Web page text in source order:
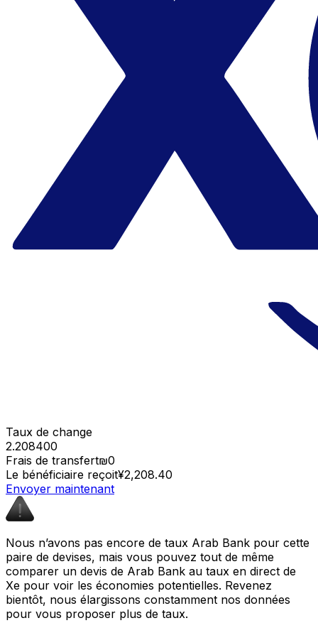
Taux de change
2.208400
Frais de transfert₪0
Le bénéficiaire reçoit¥2,208.40
Envoyer maintenant
Nous n’avons pas encore de taux Arab Bank pour cette
paire de devises, mais vous pouvez tout de même
comparer un devis de Arab Bank au taux en direct de
Xe pour voir les économies potentielles. Revenez
bientôt, nous élargissons constamment nos données
pour vous proposer plus de taux.